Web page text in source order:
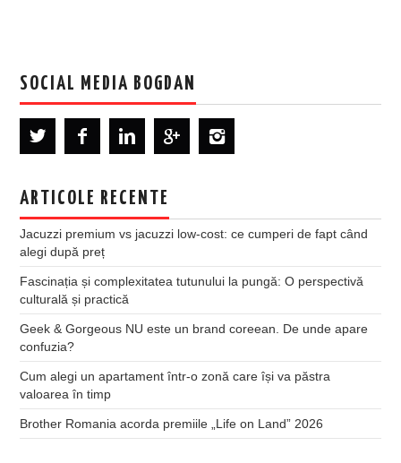
SOCIAL MEDIA BOGDAN
ARTICOLE RECENTE
Jacuzzi premium vs jacuzzi low-cost: ce cumperi de fapt când
alegi după preț
Fascinația și complexitatea tutunului la pungă: O perspectivă
culturală și practică
Geek & Gorgeous NU este un brand coreean. De unde apare
confuzia?
Cum alegi un apartament într-o zonă care își va păstra
valoarea în timp
Brother Romania acorda premiile „Life on Land” 2026